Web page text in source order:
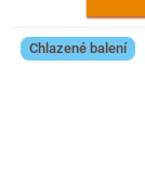
Chlazené balení